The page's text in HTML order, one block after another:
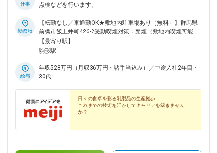
仕事
点検などを行います。
勤務地
【転勤なし／車通勤OK★敷地内駐車場あり（無料）】群馬県
前橋市飯土井町426-2受動喫煙対策：禁煙（敷地内喫煙可能場
所あり）
【最寄り駅】
駒形駅
給与
年収528万円（月収36万円・諸手当込み）／中途入社2年目・
30代
日々の食卓を彩る乳製品の生産拠点
これまでの技術を活かしてキャリアを築きません
か？